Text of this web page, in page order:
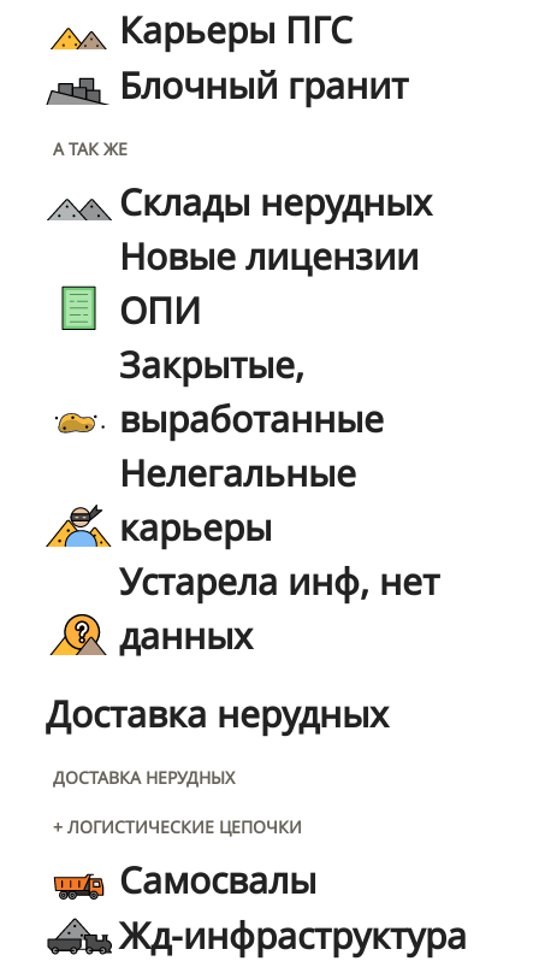
Карьеры ПГС
Блочный гранит
А ТАК ЖЕ
Склады нерудных
Новые лицензии
ОПИ
Закрытые,
выработанные
Нелегальные
карьеры
Устарела инф, нет
данных
Доставка нерудных
ДОСТАВКА НЕРУДНЫХ
+ ЛОГИСТИЧЕСКИЕ ЦЕПОЧКИ
Самосвалы
Жд-инфраструктура